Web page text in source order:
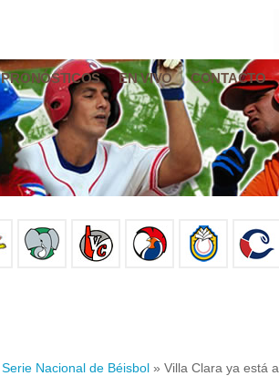
PRONÓSTICOS EN VIVO CONTACTO
Serie Nacional de Béisbol » Villa Clara ya está